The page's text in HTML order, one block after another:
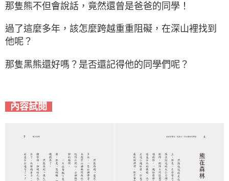
那隻熊不但會說話，竟然還曾是爸爸的同學！
過了這麼多年，該怎麼跨越重重阻礙，在深山裡找到
他呢？
那隻黑熊還好嗎？是否還記得他的同學們呢？
內容試閱